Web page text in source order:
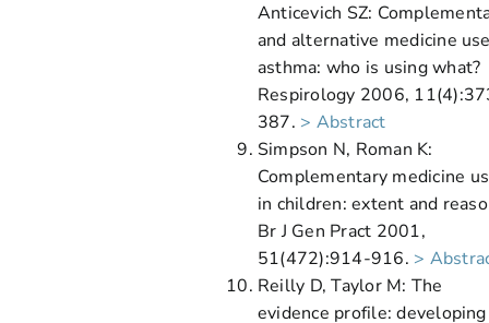
Anticevich SZ:
and alternative medicine
asthma: who is using what?
Respirology 2006,
387. > Abstract
Simpson N, Roman K:
Complementary medicine
in children: extent and
Br J Gen Pract 2001,
51(472):914-916. >
Reilly D, Taylor M: The
evidence profile: developing